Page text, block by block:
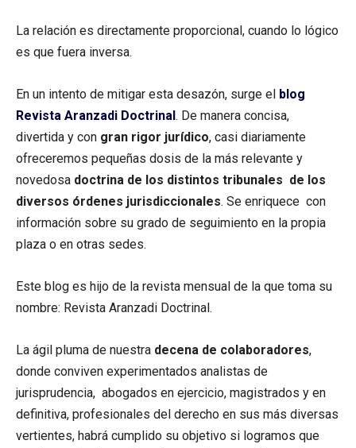
La relación es directamente proporcional, cuando lo lógico
es que fuera inversa.
En un intento de mitigar esta desazón, surge el blog
Revista Aranzadi Doctrinal. De manera concisa,
divertida y con gran rigor jurídico, casi diariamente
ofreceremos pequeñas dosis de la más relevante y
novedosa doctrina de los distintos tribunales de los
diversos órdenes jurisdiccionales. Se enriquece con
información sobre su grado de seguimiento en la propia
plaza o en otras sedes.
Este blog es hijo de la revista mensual de la que toma su
nombre: Revista Aranzadi Doctrinal.
La ágil pluma de nuestra decena de colaboradores,
donde conviven experimentados analistas de
jurisprudencia, abogados en ejercicio, magistrados y en
definitiva, profesionales del derecho en sus más diversas
vertientes, habrá cumplido su objetivo si logramos que